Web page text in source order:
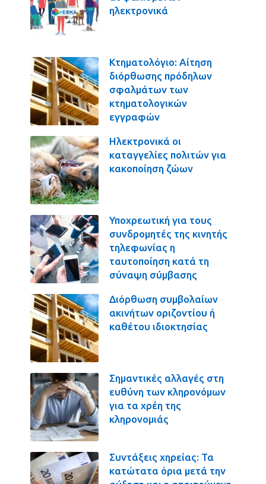
ηλεκτρονικά
Κτηματολόγιο: Αίτηση
διόρθωσης πρόδηλων
σφαλμάτων των
κτηματολογικών
εγγραφών
Ηλεκτρονικά οι
καταγγελίες πολιτών για
κακοποίηση ζώων
Υποχρεωτική για τους
συνδρομητές της κινητής
τηλεφωνίας η
ταυτοποίηση κατά τη
σύναψη σύμβασης
Διόρθωση συμβολαίων
ακινήτων οριζοντίου ή
καθέτου ιδιοκτησίας
Σημαντικές αλλαγές στη
ευθύνη των κληρονόμων
για τα χρέη της
κληρονομιάς
Συντάξεις χηρείας: Τα
κατώτατα όρια μετά την